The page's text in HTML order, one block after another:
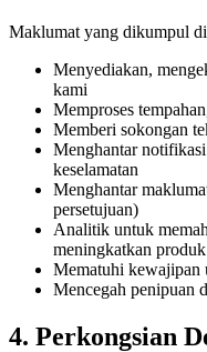
Maklumat yang dikumpul
Menyediakan,
kami
Memproses
Memberi sokongan
Menghantar
keselamatan
Menghantar
persetujuan)
Analitik untuk
meningkatkan produk
Mematuhi kewajipan
Mencegah penipuan
4. Perkongsian